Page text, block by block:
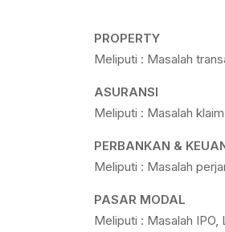
PROPERTY
Meliputi : Masalah
ASURANSI
Meliputi : Masalah
PERBANKAN &
Meliputi : Masalah
PASAR MODAL
Meliputi : Masalah IPO,